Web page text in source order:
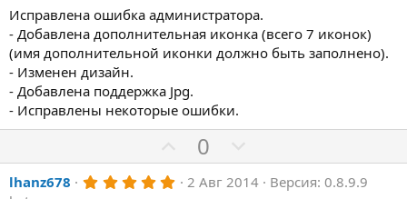
0
з
в
ё
Исправлена ошибка администратора.
- Добавлена дополнительная иконка (всего 7 иконок)
(имя дополнительной иконки должно быть заполнено).
- Изменен дизайн.
- Добавлена поддержка Jpg.
- Исправлены некоторые ошибки.
П
о
з
0
е
г
lhanz678 5 2 Авг 2014
Версия: 0.8.9.9